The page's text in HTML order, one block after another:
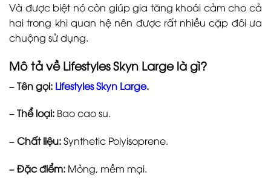
Và được biệt nó còn giúp gia tăng khoái cảm cho cả
hai trong khi quan hệ nên được rất nhiều cặp đôi ưa
chuộng sử dụng.
Mô tả về Lifestyles Skyn Large là gì?
– Tên gọi: Lifestyles Skyn Large.
– Thể loại: Bao cao su.
– Chất liệu:Synthetic Polyisoprene.
– Đặc điểm: Mỏng, mềm mại.